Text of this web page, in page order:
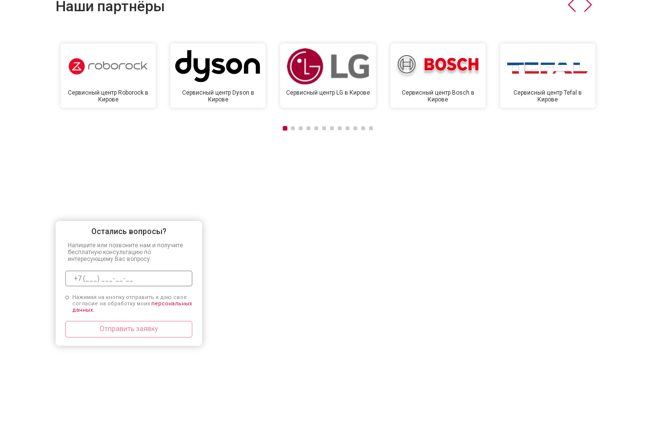
Замена сетевого трансформатора
Наши партнёры
Сервисный центр Roborock в
Кирове
Сервисный центр Dyson в
Кирове
Сервисный центр LG в Кирове
Сервисный центр Bosch в
Кирове
Сервисный центр Tefal в
Кирове
Остались вопросы?
Напишите или позвоните нам и получите
бесплатную консультацию по
интересующему Вас вопросу.
Нажимая на кнопку отправить я даю свое
согласие на обработку моих персональных
данных.
Отправить заявку